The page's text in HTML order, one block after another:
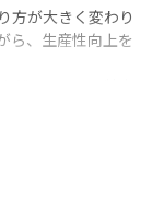
方が大きく変わり
ら、生産性向上を
す。
すための基盤作り
スピード感で進